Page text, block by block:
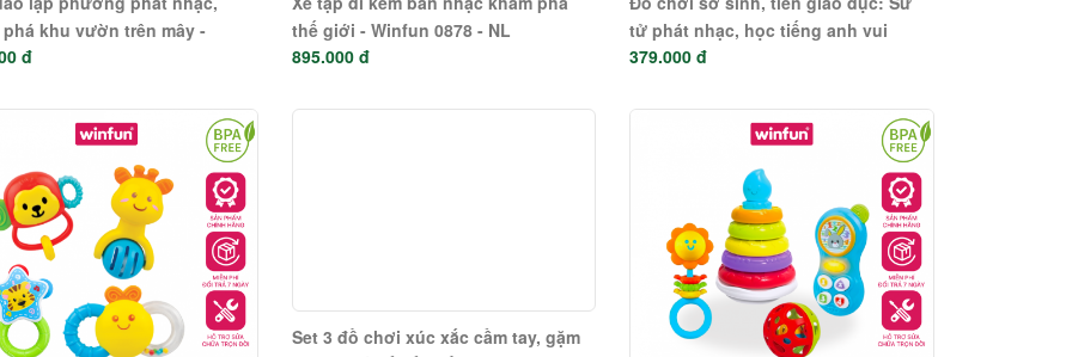
khu vườn trên mây -
0631-NL
đ
thế giới - Winfun 0878 - NL
895.000 đ
tử phát nhạc, học tiếng anh vui
nhộn - Winfun 0691-01
379.000 đ
Set 3 đồ chơi xúc xắc cầm tay, gặm